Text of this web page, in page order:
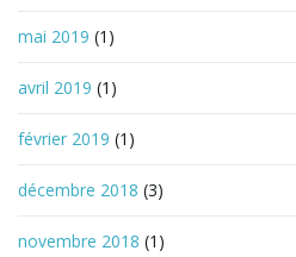
mai 2019 (1)
avril 2019 (1)
février 2019 (1)
décembre 2018 (3)
novembre 2018 (1)